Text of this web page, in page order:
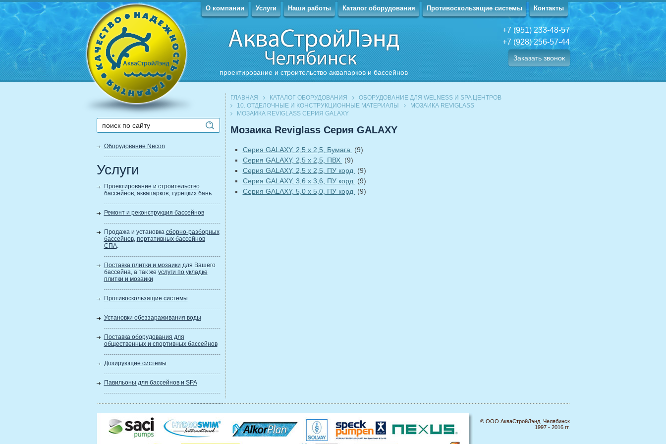
проектирование и строительство аквапарков и бассейнов
О компании Услуги Наши работы Каталог оборудования Противоскользящие системы Контакты
+7 (951) 233-48-57
+7 (928) 256-57-44
Заказать звонок
Оборудование Necon
Услуги
Проектирование и строительство
бассейнов, аквапарков, турецких бань
Ремонт и реконструкция бассейнов
Продажа и установка сборно-разборных
бассейнов, портативных бассейнов
СПА.
Поставка плитки и мозаики для Вашего
бассейна, а так же услуги по укладке
плитки и мозаики
Противоскользящие системы
Установки обеззараживания воды
Поставка оборудования для
общественных и спортивных бассейнов
Дозирующие системы
Павильоны для бассейнов и SPA
ГЛАВНАЯ КАТАЛОГ ОБОРУДОВАНИЯ
ОБОРУДОВАНИЕ ДЛЯ WELNESS И SPA ЦЕНТРОВ
10. ОТДЕЛОЧНЫЕ И КОНСТРУКЦИОННЫЕ МАТЕРИАЛЫ
МОЗАИКА REVIGLASS
МОЗАИКА REVIGLASS СЕРИЯ GALAXY
Мозаика Reviglass Серия GALAXY
Серия GALAXY, 2,5 х 2,5, Бумага
(9)
Серия GALAXY, 2,5 х 2,5, ПВХ (9)
Серия GALAXY, 2,5 х 2,5, ПУ корд
(9)
Серия GALAXY, 3,6 х 3,6, ПУ корд
(9)
Серия GALAXY, 5,0 х 5,0, ПУ корд
(9)
© ООО АкваСтройЛэнд, Челябинск
1997 - 2016 гг.